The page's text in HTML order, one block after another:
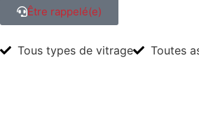
Être rappelé(e)
Tous types de vitrage Toutes